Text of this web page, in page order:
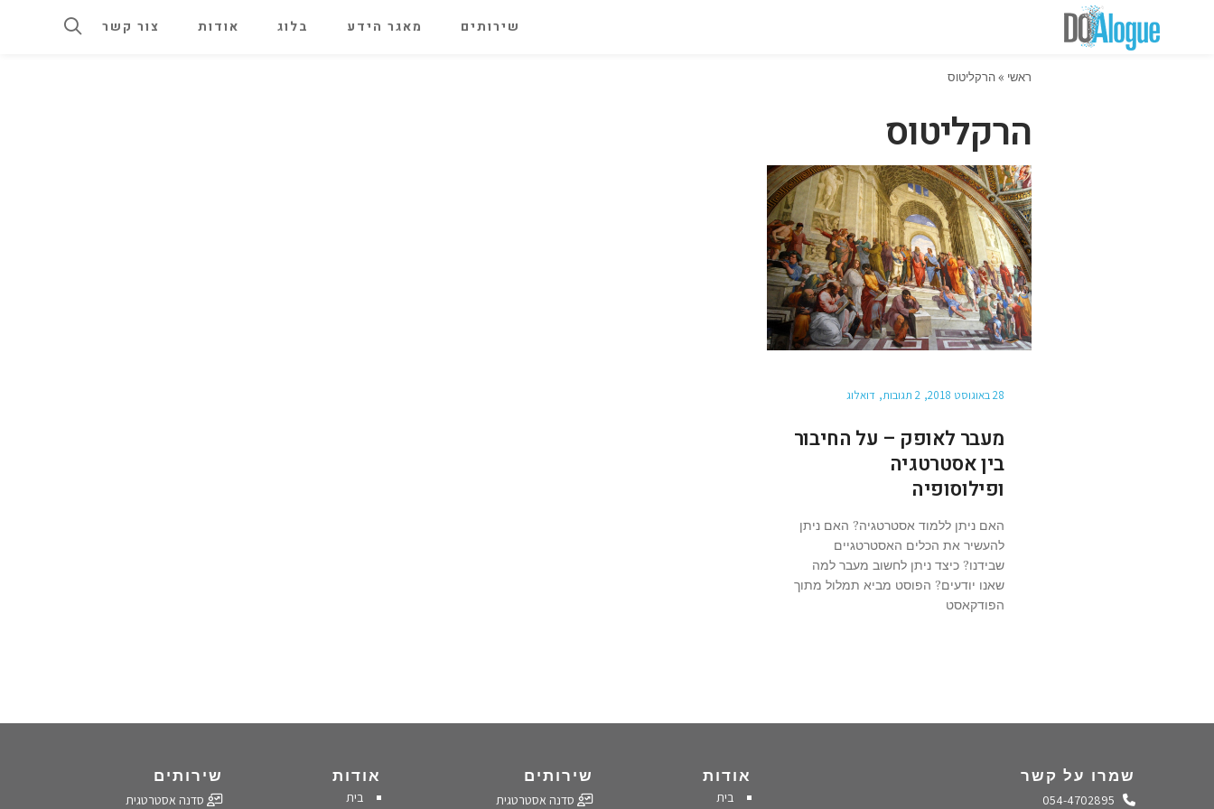
שירותים מאגר הידע בלוג אודות צור קשר
ראשי »הרקליטוס
הרקליטוס
28 באוגוסט 2018 2 תגובות דואלוג
מעבר לאופק – על החיבור
בין אסטרטגיה
ופילוסופיה
האם ניתן ללמוד אסטרטגיה? האם ניתן
להעשיר את הכלים האסטרטגיים
שבידנו? כיצד ניתן לחשוב מעבר למה
שאנו יודעים? הפוסט מביא תמלול מתוך
הפודקאסט
שמרו על קשר
התקשרו אלינו
אודות
בית
שירותים
סדנה אסטרטגית
אודות
בית
שירותים
סדנה אסטרטגית